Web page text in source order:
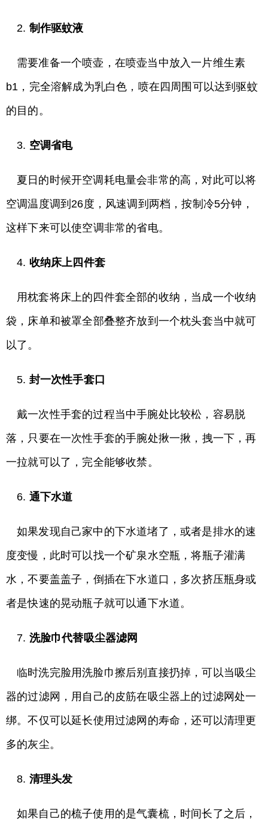
2. 制作驱蚊液
需要准备一个喷壶，在喷壶当中放入一片维生素
b1，完全溶解成为乳白色，喷在四周围可以达到驱蚊
的目的。
3. 空调省电
夏日的时候开空调耗电量会非常的高，对此可以将
空调温度调到26度，风速调到两档，按制冷5分钟，
这样下来可以使空调非常的省电。
4. 收纳床上四件套
用枕套将床上的四件套全部的收纳，当成一个收纳
袋，床单和被罩全部叠整齐放到一个枕头套当中就可
以了。
5. 封一次性手套口
戴一次性手套的过程当中手腕处比较松，容易脱
落，只要在一次性手套的手腕处揪一揪，拽一下，再
一拉就可以了，完全能够收禁。
6. 通下水道
如果发现自己家中的下水道堵了，或者是排水的速
度变慢，此时可以找一个矿泉水空瓶，将瓶子灌满
水，不要盖盖子，倒插在下水道口，多次挤压瓶身或
者是快速的晃动瓶子就可以通下水道。
7. 洗脸巾代替吸尘器滤网
临时洗完脸用洗脸巾擦后别直接扔掉，可以当吸尘
器的过滤网，用自己的皮筋在吸尘器上的过滤网处一
绑。不仅可以延长使用过滤网的寿命，还可以清理更
多的灰尘。
8. 清理头发
如果自己的梳子使用的是气囊梳，时间长了之后，